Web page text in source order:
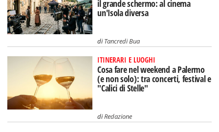
il grande schermo: al cinema
un'Isola diversa
diTancredi Bua
ITINERARI E LUOGHI
Cosa fare nel weekend a Palermo
(e non solo): tra concerti, festival e
"Calici di Stelle"
diRedazione